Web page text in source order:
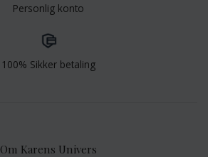
Personlig konto
100% Sikker betaling
Om Karens Univers